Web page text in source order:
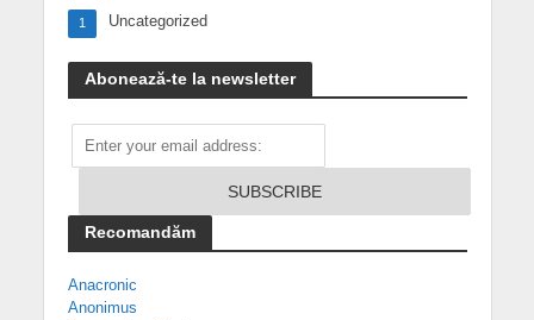
Uncategorized
1
Abonează-te la newsletter
Recomandăm
Anacronic
Anonimus